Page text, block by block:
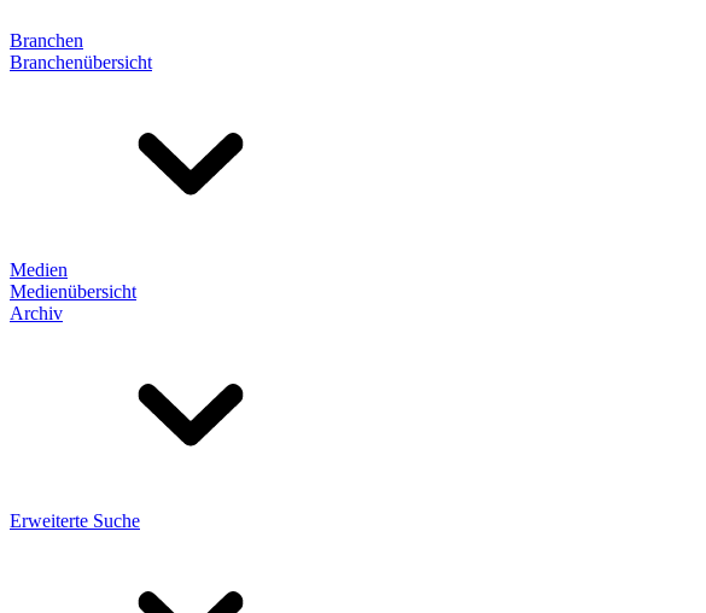
Branchen
Branchenübersicht
Medien
Medienübersicht
Archiv
Erweiterte Suche